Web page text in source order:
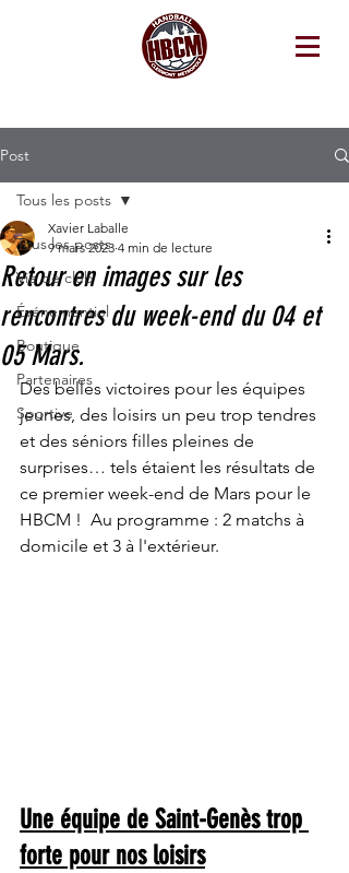
Post
Tous les posts
Vie de club
Événementiel
Boutique
Partenaires
Sportive
Tous les posts
Retour en images sur les
rencontres du week-end du 04 et
05 Mars.
Xavier Laballe
9 mars 2023 4 min de lecture
Des belles victoires pour les équipes
jeunes, des loisirs un peu trop tendres
et des séniors filles pleines de
surprises… tels étaient les résultats de
ce premier week-end de Mars pour le
HBCM !  Au programme : 2 matchs à
domicile et 3 à l'extérieur.
Une équipe de Saint-Genès trop
forte pour nos loisirs